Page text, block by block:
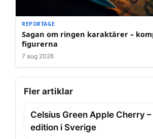
REPORTAGE
Sagan om ringen karaktärer –
figurerna
7 aug 2026
Fler artiklar
Celsius Green Apple Cherry
edition i Sverige